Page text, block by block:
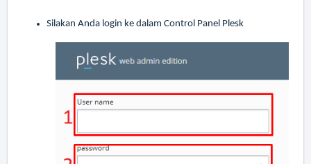
Silakan Anda login ke dalam Control Panel Plesk